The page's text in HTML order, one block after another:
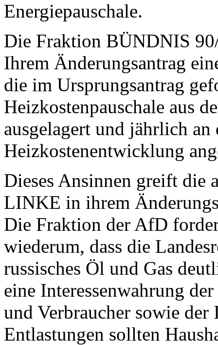
Energiepauschale.
Die Fraktion BÜNDNIS
Ihrem Änderungsantrag
die im Ursprungsantrag
Heizkostenpauschale aus
ausgelagert und jährlich
Heizkostenentwicklung
Dieses Ansinnen greift die
LINKE in ihrem
Die Fraktion der AfD
wiederum, dass die
russisches Öl und Gas
eine Interessenwahrung
und Verbraucher sowie
Entlastungen sollten